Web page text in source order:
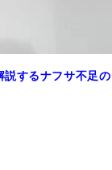
するナフサ不足の